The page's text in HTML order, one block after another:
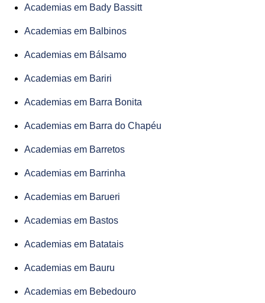
Academias em Bady Bassitt
Academias em Balbinos
Academias em Bálsamo
Academias em Bariri
Academias em Barra Bonita
Academias em Barra do Chapéu
Academias em Barretos
Academias em Barrinha
Academias em Barueri
Academias em Bastos
Academias em Batatais
Academias em Bauru
Academias em Bebedouro